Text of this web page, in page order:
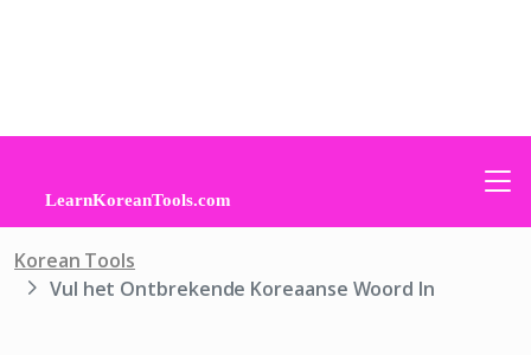
Korean Tools
Vul het Ontbrekende Koreaanse Woord In